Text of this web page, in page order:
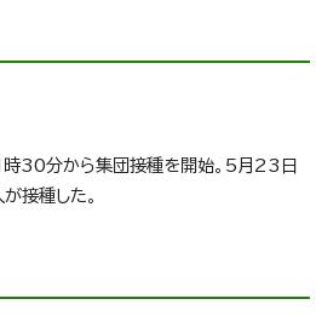
時30分から集団接種を開始。5月23日
接種した。